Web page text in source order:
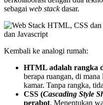
sebagai web stackdasar.
dan Javascript
Kembali ke analogi rumah:
HTML adalah rangka
berapa ruangan, di
kamar. Tanpa rangka,
CSS (Cascading Style
perabot. Menentukan